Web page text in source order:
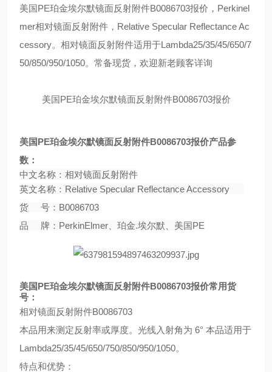
美国PE珀金埃尔默镜面反射附件B0086703报价 ， Perkinel
mer相对镜面反射附件 ， Relative Specular Reflectance Ac
cessory。相对镜面反射附件适用于Lambda25/35/45/650/7
50/850/950/1050。 常备现货，欢迎新老顾客详询
美国PE珀金埃尔默镜面反射附件B0086703报价
美国PE珀金埃尔默镜面反射附件B0086703报价产品参
数：
中文名称：相对镜面反射附件
英文名称： Relative Specular Reflectance Accessory
货
号： B0086703
品
牌： PerkinElmer 、珀金.埃尔默、美国PE
美国PE珀金埃尔默镜面反射附件B0086703报价常用货
号：
相对镜面反射附件B0086703
本品用来测定反射率或厚度。光线入射角为 6° 本品适用于
Lambda25/35/45/650/750/850/950/1050。
特点和优势：